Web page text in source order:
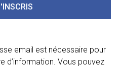
email est nécessaire pour
d’information. Vous pouvez